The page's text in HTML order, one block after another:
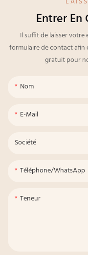
Entrer
Il suffit de laisser
formulaire de contact afin
gratuit pour
Nom
E-Mail
Société
Téléphone/WhatsApp
Teneur